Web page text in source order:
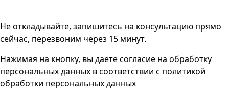
Не откладывайте, запишитесь на консультацию прямо
сейчас, перезвоним через 15 минут.
Нажимая на кнопку, вы даете согласие на обработку
персональных данных в соответствии с политикой
обработки персональных данных